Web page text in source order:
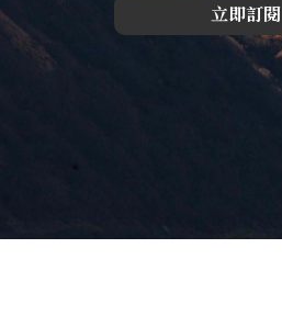
立即訂閱